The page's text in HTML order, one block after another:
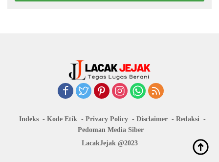
Indeks Kode Etik Privacy Policy Disclaimer
Redaksi
Pedoman Media Siber
LacakJejak @2023